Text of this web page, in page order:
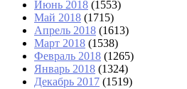
Июнь 2018 (1553)
Май 2018 (1715)
Апрель 2018 (1613)
Март 2018 (1538)
Февраль 2018 (1265)
Январь 2018 (1324)
Декабрь 2017 (1519)